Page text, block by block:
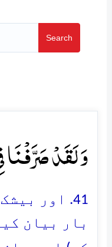
Search
وَ لَقَدۡ صَرَّفۡنَا
41. اور
بار بیان